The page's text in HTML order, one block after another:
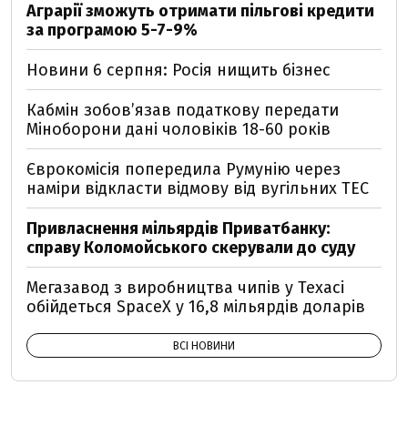
Аграрії зможуть отримати пільгові кредити
за програмою 5-7-9%
Новини 6 серпня: Росія нищить бізнес
Кабмін зобовʼязав податкову передати
Міноборони дані чоловіків 18-60 років
Єврокомісія попередила Румунію через
наміри відкласти відмову від вугільних ТЕС
Привласнення мільярдів Приватбанку:
справу Коломойського скерували до суду
Мегазавод з виробництва чипів у Техасі
обійдеться SpaceX у 16,8 мільярдів доларів
ВСІ НОВИНИ